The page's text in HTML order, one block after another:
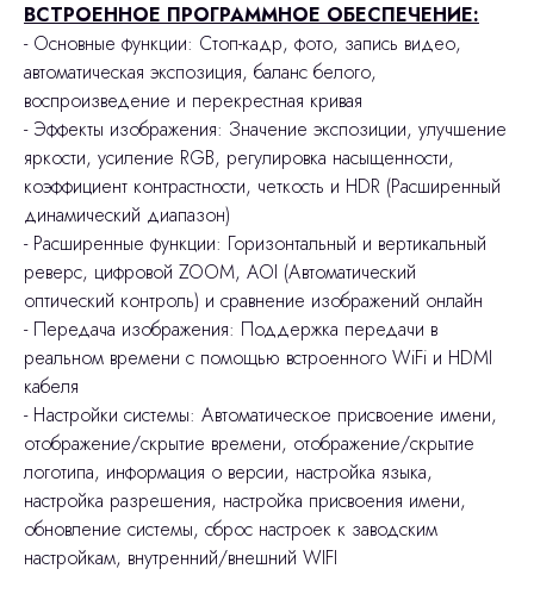
ВСТРОЕННОЕ ПРОГРАММНОЕ ОБЕСПЕЧЕНИЕ:
- Основные функции: Стоп-кадр, фото, запись видео,
автоматическая экспозиция, баланс белого,
воспроизведение и перекрестная кривая
- Эффекты изображения: Значение экспозиции, улучшение
яркости, усиление RGB, регулировка насыщенности,
коэффициент контрастности, четкость и HDR (Расширенный
динамический диапазон)
- Расширенные функции: Горизонтальный и вертикальный
реверс, цифровой ZOOM, AOI (Автоматический
оптический контроль) и сравнение изображений онлайн
- Передача изображения: Поддержка передачи в
реальном времени с помощью встроенного WiFi и HDMI
кабеля
- Настройки системы: Автоматическое присвоение имени,
отображение/скрытие времени, отображение/скрытие
логотипа, информация о версии, настройка языка,
настройка разрешения, настройка присвоения имени,
обновление системы, сброс настроек к заводским
настройкам, внутренний/внешний WIFI